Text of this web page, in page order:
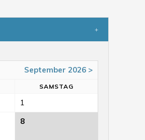
September 2026 >
SAMSTAG
1
8